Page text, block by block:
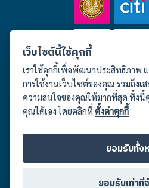
ติดต่อเรา เวลาทำการ จันทร์
เว็บไซต์นี้ใช้คุกกี้
เราใช้คุกกี้เพื่อพัฒนาประสิทธิภาพ
การใช้งานเว็บไซต์ของคุณ รวมถึง
ความสนใจของคุณให้มากที่สุด ทั้งนี้
คุณได้เอง โดยคลิกที่ตั้งค่าคุกกี้
ยอมรับทั้ง
ยอมรับเท่าที่